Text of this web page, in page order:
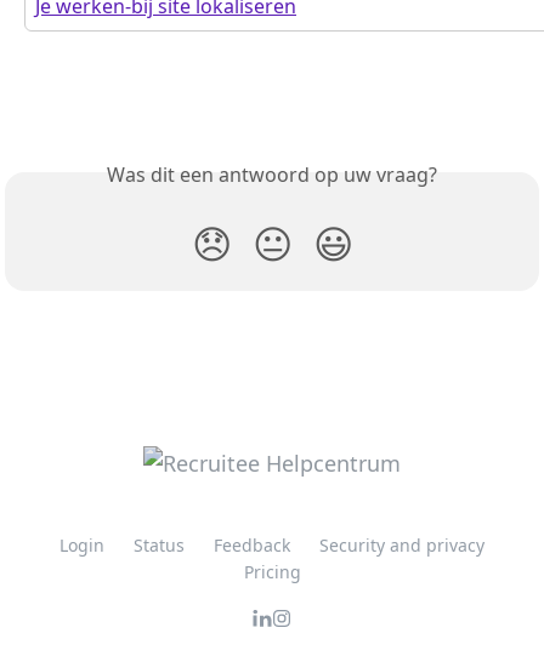
Je werken-bij site lokaliseren
Was dit een antwoord op uw vraag?
😞 😐 😃
Login Status Feedback
Security and privacy
Pricing